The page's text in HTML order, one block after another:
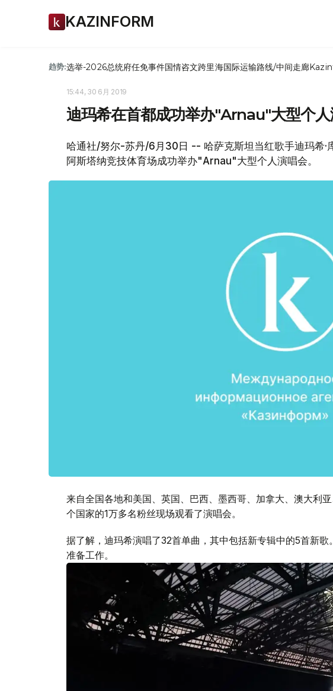
KAZINFORM
趋势:选举-2026总统府任免事件国情咨文跨里海国际运输路线/中间走廊
15:44, 30 6月 2019
迪玛希在首都成功举办"Arnau"大型个
哈通社/努尔-苏丹/6月30日 -- 哈萨克斯坦当红歌手迪玛希·
阿斯塔纳竞技体育场成功举办"Arnau"大型个人演唱会。
来自全国各地和美国、英国、巴西、墨西哥、加拿大、澳大利
个国家的1万多名粉丝现场观看了演唱会。
据了解，迪玛希演唱了32首单曲，其中包括新专辑中的5首新
准备工作。